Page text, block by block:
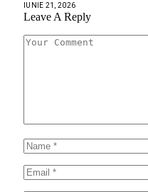
IUNIE 21, 2026
Leave A Reply